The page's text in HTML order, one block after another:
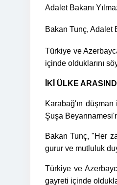
Adalet Bakanı
Bakan Tunç, Adalet
Türkiye ve
içinde olduklarını
İKİ ÜLKE
Karabağ'ın
Şuşa
Bakan Tunç, "Her
gurur ve mutluluk
Türkiye ve
gayreti içinde